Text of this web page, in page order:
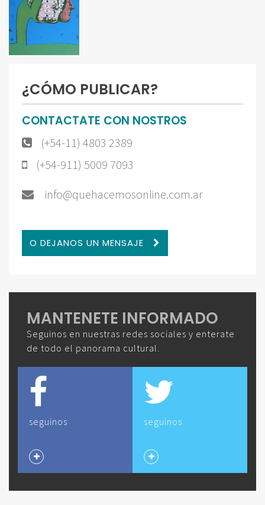
¿CÓMO PUBLICAR?
CONTACTATE CON NOSTROS
(+54-11) 4803 2389
(+54-911) 5009 7093
info@quehacemosonline.com.ar
O DEJANOS UN MENSAJE
MANTENETE INFORMADO
Seguinos en nuestras redes sociales y enterate
de todo el panorama cultural.
seguinos seguinos